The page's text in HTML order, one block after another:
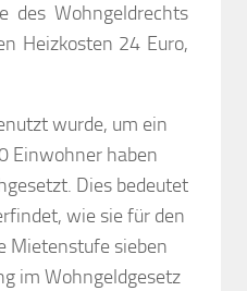
des Wohngeldrechts
Heizkosten 24 Euro,
wurde, um ein
Einwohner haben
Dies bedeutet
wie sie für den
Mietenstufe sieben
im Wohngeldgesetz